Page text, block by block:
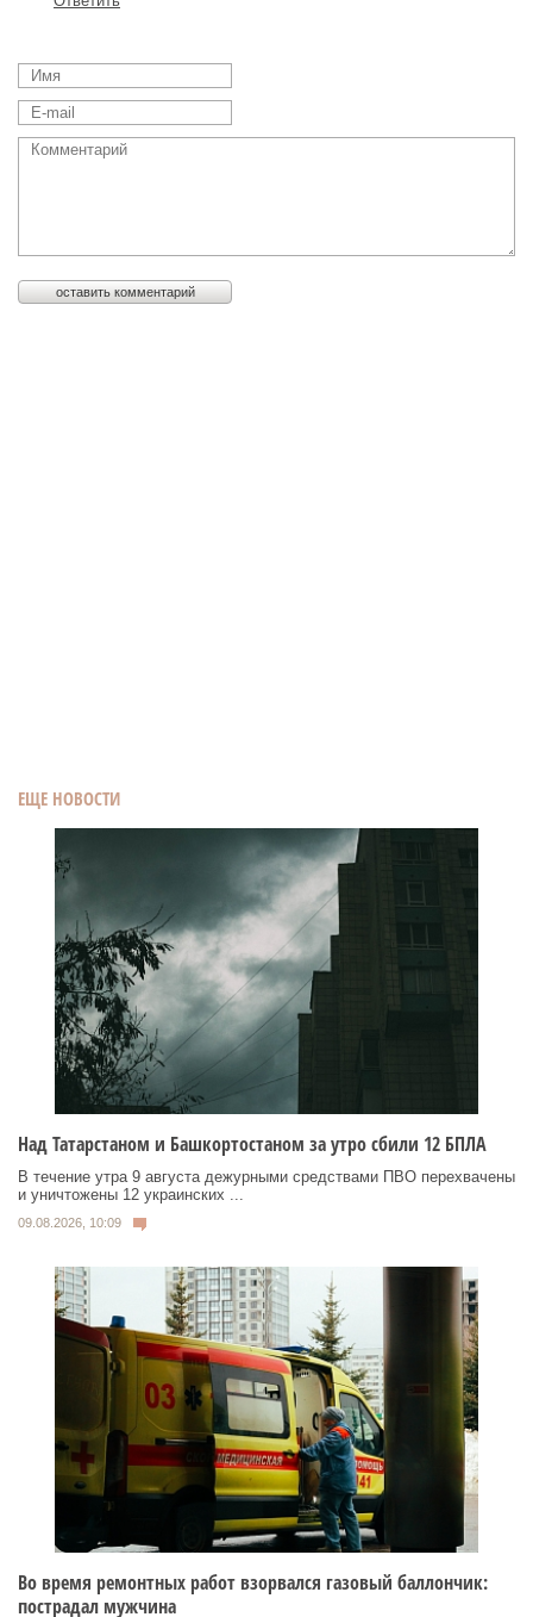
ЕЩЕ НОВОСТИ
Над Татарстаном и Башкортостаном за утро сбили 12 БПЛА
В течение утра 9 августа дежурными средствами ПВО перехвачены
и уничтожены 12 украинских ...
09.08.2026, 10:09
Во время ремонтных работ взорвался газовый баллончик:
пострадал мужчина